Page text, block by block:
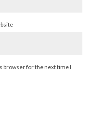
browser for the next time I